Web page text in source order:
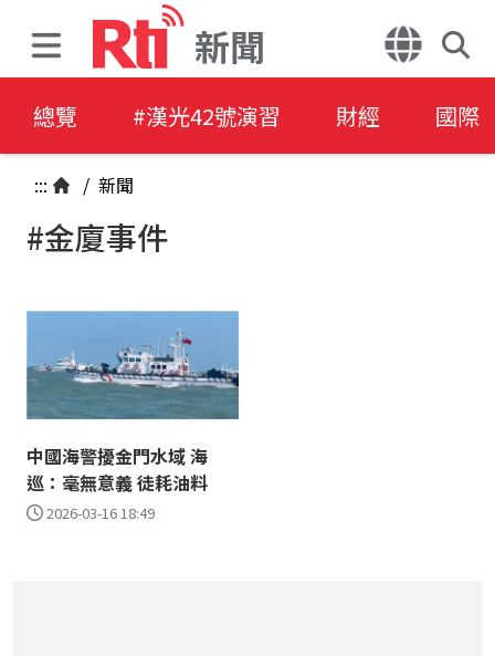
新聞
總覽 #漢光42號演習 財經 國際
::: / 新聞
#金廈事件
中國海警擾金門水域 海
巡：毫無意義 徒耗油料
2026-03-16 18:49